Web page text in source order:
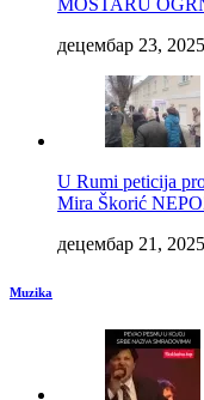
MOSTARU
децембар 23, 2025
U Rumi peticija
Mira Škorić
децембар 21, 2025
Muzika